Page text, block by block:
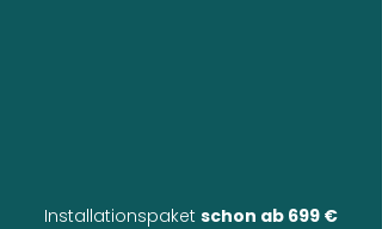
Installationspaket schon ab 699 €